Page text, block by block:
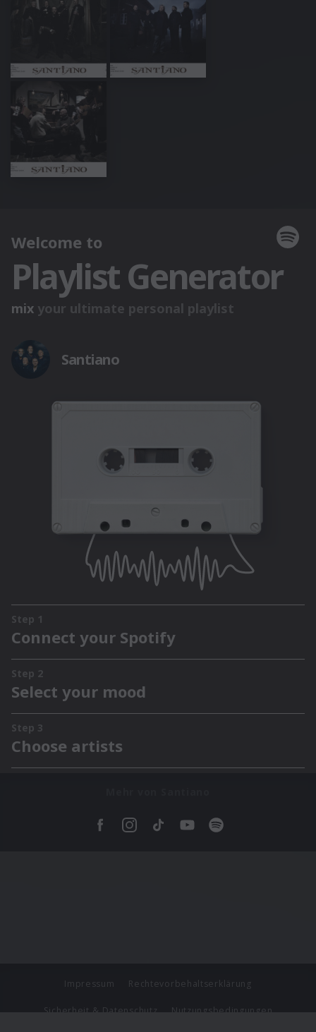
Impressum Rechtevorbehaltserklärung
Sicherheit & Datenschutz Nutzungsbedingungen